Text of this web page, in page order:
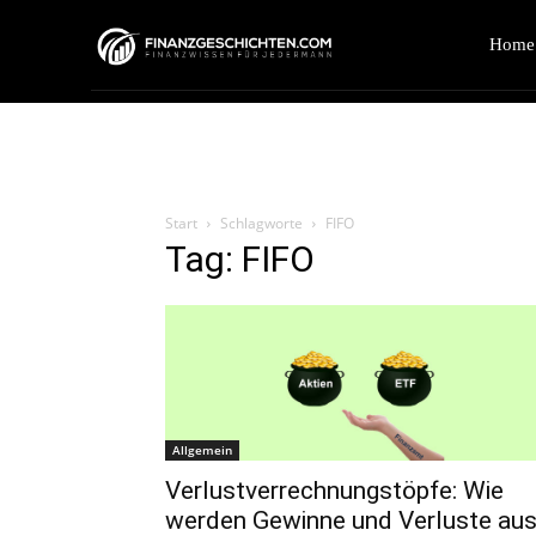
Home
Start Schlagworte FIFO
Tag: FIFO
Allgemein
Verlustverrechnungstöpfe: Wie
werden Gewinne und Verluste aus